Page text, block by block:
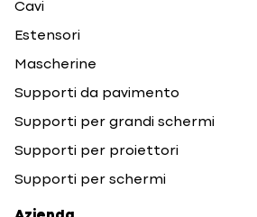
Cavi
Estensori
Mascherine
Supporti da pavimento
Supporti per grandi schermi
Supporti per proiettori
Supporti per schermi